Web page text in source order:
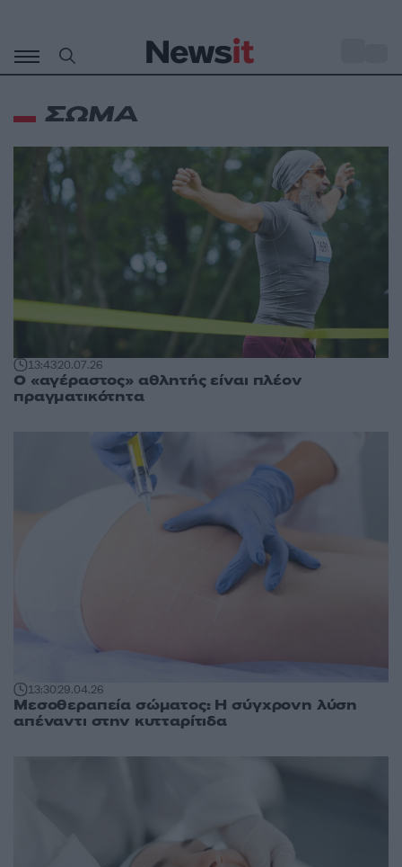
περιεχόμενο
ΣΩΜΑ
13:4320.07.26
Ο «αγέραστος» αθλητής είναι πλέον
πραγματικότητα
13:3029.04.26
Μεσοθεραπεία σώματος: Η σύγχρονη λύση
απέναντι στην κυτταρίτιδα